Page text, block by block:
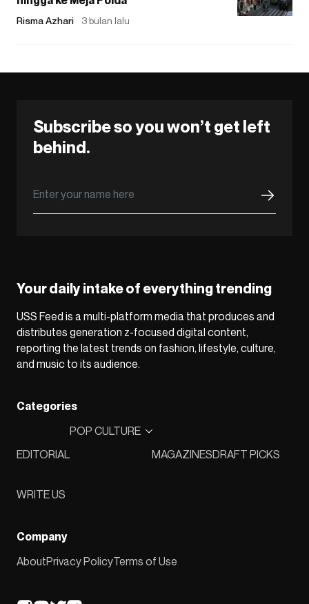
Risma Azhari 3 bulan lalu
Subscribe so you won’t get left
behind.
Your daily intake of everything trending
USS Feed is a multi-platform media that produces and
distributes generation z-focused digital content,
reporting the latest trends on fashion, lifestyle, culture,
and music to its audience.
Categories
EDITORIAL
POP CULTURE
MAGAZINESDRAFT PICKS
WRITE US
Company
AboutPrivacy PolicyTerms of Use